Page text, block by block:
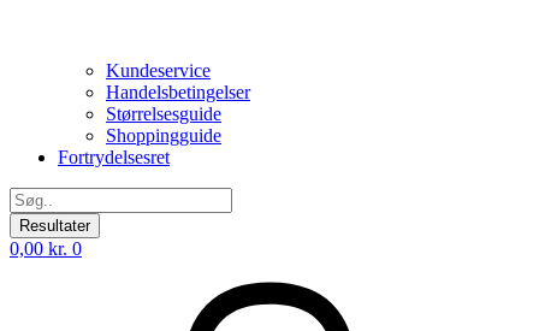
Kundeservice
Handelsbetingelser
Størrelsesguide
Shoppingguide
Fortrydelsesret
Search
...Resultater
0,00 kr. 0